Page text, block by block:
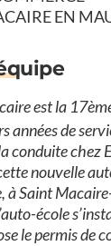
EN
est la
années de
conduite chez
nouvelle
Saint
école
le permis de